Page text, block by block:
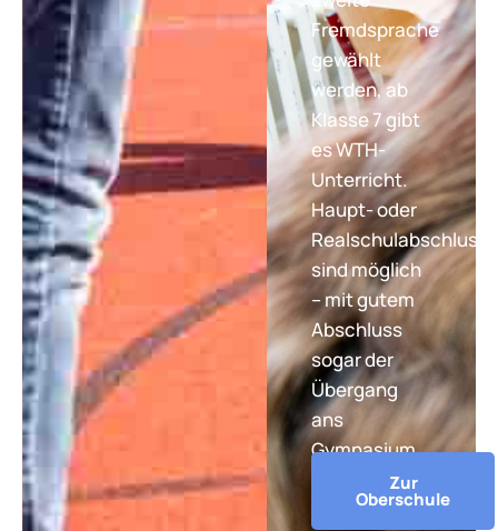
Fremdsprache
gewählt
werden, ab
Klasse 7 gibt
es WTH-
Unterricht.
Haupt- oder
Realschulabschluss
sind möglich
– mit gutem
Abschluss
sogar der
Übergang
ans
Gymnasium.
Zur
Oberschule